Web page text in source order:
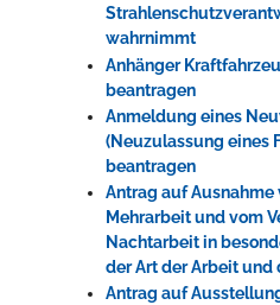
wahrnimmt
Anhänger
beantragen
Anmeldung eines
(Neuzulassung eines
beantragen
Antrag auf Ausnahme
Mehrarbeit und vom
Nachtarbeit in
der Art der Arbeit
Antrag auf